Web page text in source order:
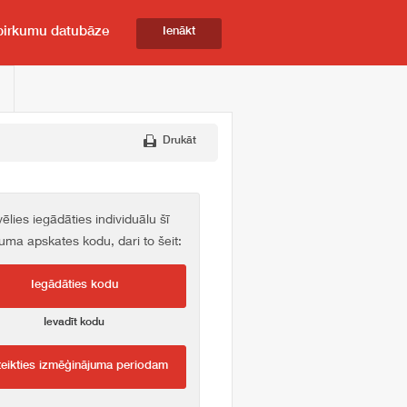
datubāze Ienākt
Drukāt
iegādāties individuālu šī
apskates kodu, dari to šeit:
Iegādāties kodu
Ievadīt kodu
izmēģinājuma periodam